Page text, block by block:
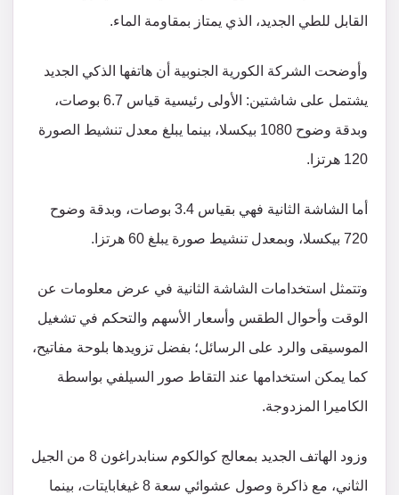
القابل للطي الجديد، الذي يمتاز بمقاومة الماء.
وأوضحت الشركة الكورية الجنوبية أن هاتفها الذكي الجديد
يشتمل على شاشتين: الأولى رئيسية قياس 6.7 بوصات،
وبدقة وضوح 1080 بيكسلا، بينما يبلغ معدل تنشيط الصورة
120 هرتزا.
أما الشاشة الثانية فهي بقياس 3.4 بوصات، وبدقة وضوح
720 بيكسلا، وبمعدل تنشيط صورة يبلغ 60 هرتزا.
وتتمثل استخدامات الشاشة الثانية في عرض معلومات عن
الوقت وأحوال الطقس وأسعار الأسهم والتحكم في تشغيل
الموسيقى والرد على الرسائل؛ بفضل تزويدها بلوحة مفاتيح،
كما يمكن استخدامها عند التقاط صور السيلفي بواسطة
الكاميرا المزدوجة.
وزود الهاتف الجديد بمعالج كوالكوم سنابدراغون 8 من الجيل
الثاني، مع ذاكرة وصول عشوائي سعة 8 غيغابايتات، بينما